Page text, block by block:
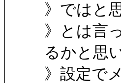
》ではと
》とは言
るかと思
》設定で